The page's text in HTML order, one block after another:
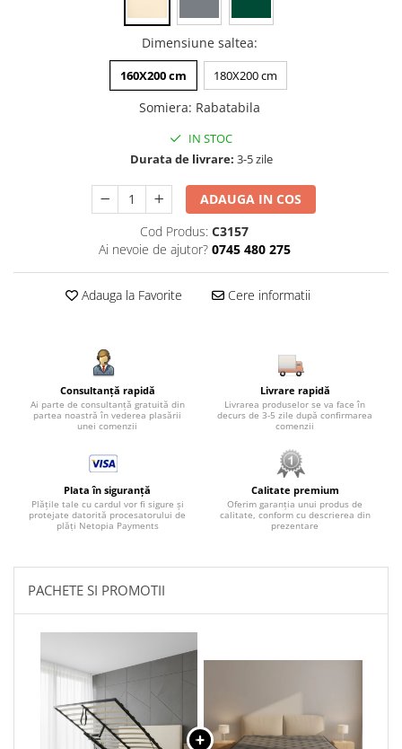
Dimensiune saltea:
160X200 cm 180X200 cm
Somiera: Rabatabila
IN STOC
Durata de livrare: 3-5 zile
ADAUGA IN COS
Cod Produs: C3157
Ai nevoie de ajutor? 0745 480 275
Adauga la Favorite Cere informatii
Consultanță rapidă
Ai parte de consultanță gratuită din
partea noastră în vederea plasării
unei comenzii
Livrare rapidă
Livrarea produselor se va face în
decurs de 3-5 zile după confirmarea
comenzii
Plata în siguranță
Plățile tale cu cardul vor fi sigure și
protejate datorită procesatorului de
plăți Netopia Payments
Calitate premium
Oferim garanția unui produs de
calitate, conform cu descrierea din
prezentare
PACHETE SI PROMOTII